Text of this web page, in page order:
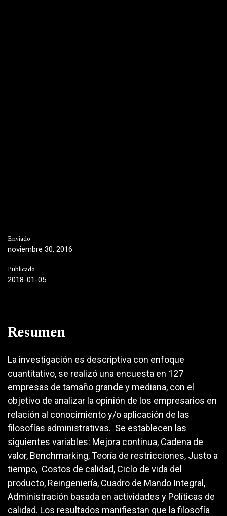
Enviado
noviembre 30, 2016
Publicado
2018-01-05
Resumen
La investigación es descriptiva con enfoque
cuantitativo, se realizó una encuesta en 127
empresas de tamaño grande y mediana, con el
objetivo de analizar la opinión de los empresarios en
relación al conocimiento y/o aplicación de las
filosofías administrativas. Se establecen las
siguientes variables: Mejora continua, Cadena de
valor, Benchmarking, Teoría de restricciones, Justo a
tiempo, Costos de calidad, Ciclo de vida del
producto, Reingeniería, Cuadro de Mando Integral,
Administración basada en actividades y Políticas de
calidad. Los resultados manifiestan que la filosofía